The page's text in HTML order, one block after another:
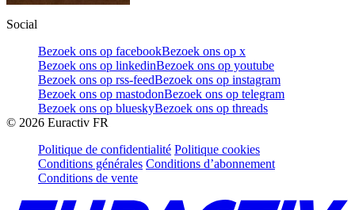
Social
Bezoek ons op facebookBezoek ons op x
Bezoek ons op linkedinBezoek ons op youtube
Bezoek ons op rss-feedBezoek ons op instagram
Bezoek ons op mastodonBezoek ons op telegram
Bezoek ons op blueskyBezoek ons op threads
© 2026 Euractiv FR
Politique de confidentialité Politique cookies
Conditions générales Conditions d’abonnement
Conditions de vente